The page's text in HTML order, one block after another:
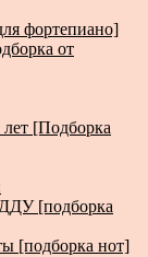
фортепиано]
от
[Подборка
[подборка
[подборка нот]